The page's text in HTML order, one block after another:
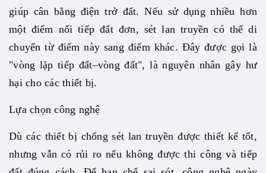
giúp cân bằng điện trở đất. Nếu sử dụng nhiều hơn
một điểm nối tiếp đất đơn, sét lan truyền có thể di
chuyển từ điểm này sang điểm khác. Đây được gọi là
"vòng lặp tiếp đất–vòng đất", là nguyên nhân gây hư
hại cho các thiết bị.
Lựa chọn công nghệ
Dù các thiết bị chống sét lan truyền được thiết kế tốt,
nhưng vẫn có rủi ro nếu không được thi công và tiếp